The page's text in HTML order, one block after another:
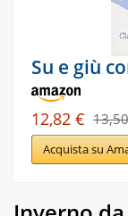
Su e giù
12,82 €
Acquista su